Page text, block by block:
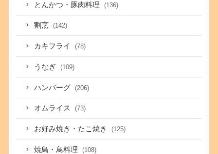
とんかつ・豚肉料理 (136)
割烹 (142)
カキフライ (78)
うなぎ (109)
ハンバーグ (206)
オムライス (73)
お好み焼き・たこ焼き (125)
焼鳥・鳥料理 (108)